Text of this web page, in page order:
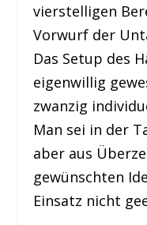
vierstelligen
Vorwurf der
Das Setup des
eigenwillig
zwanzig
Man sei in der
aber aus
gewünschten
Einsatz nicht